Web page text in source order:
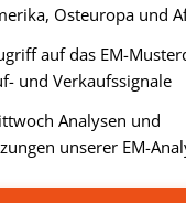
Osteuropa und
auf das EM-
und Verkaufssignale
Analysen und
unserer EM-